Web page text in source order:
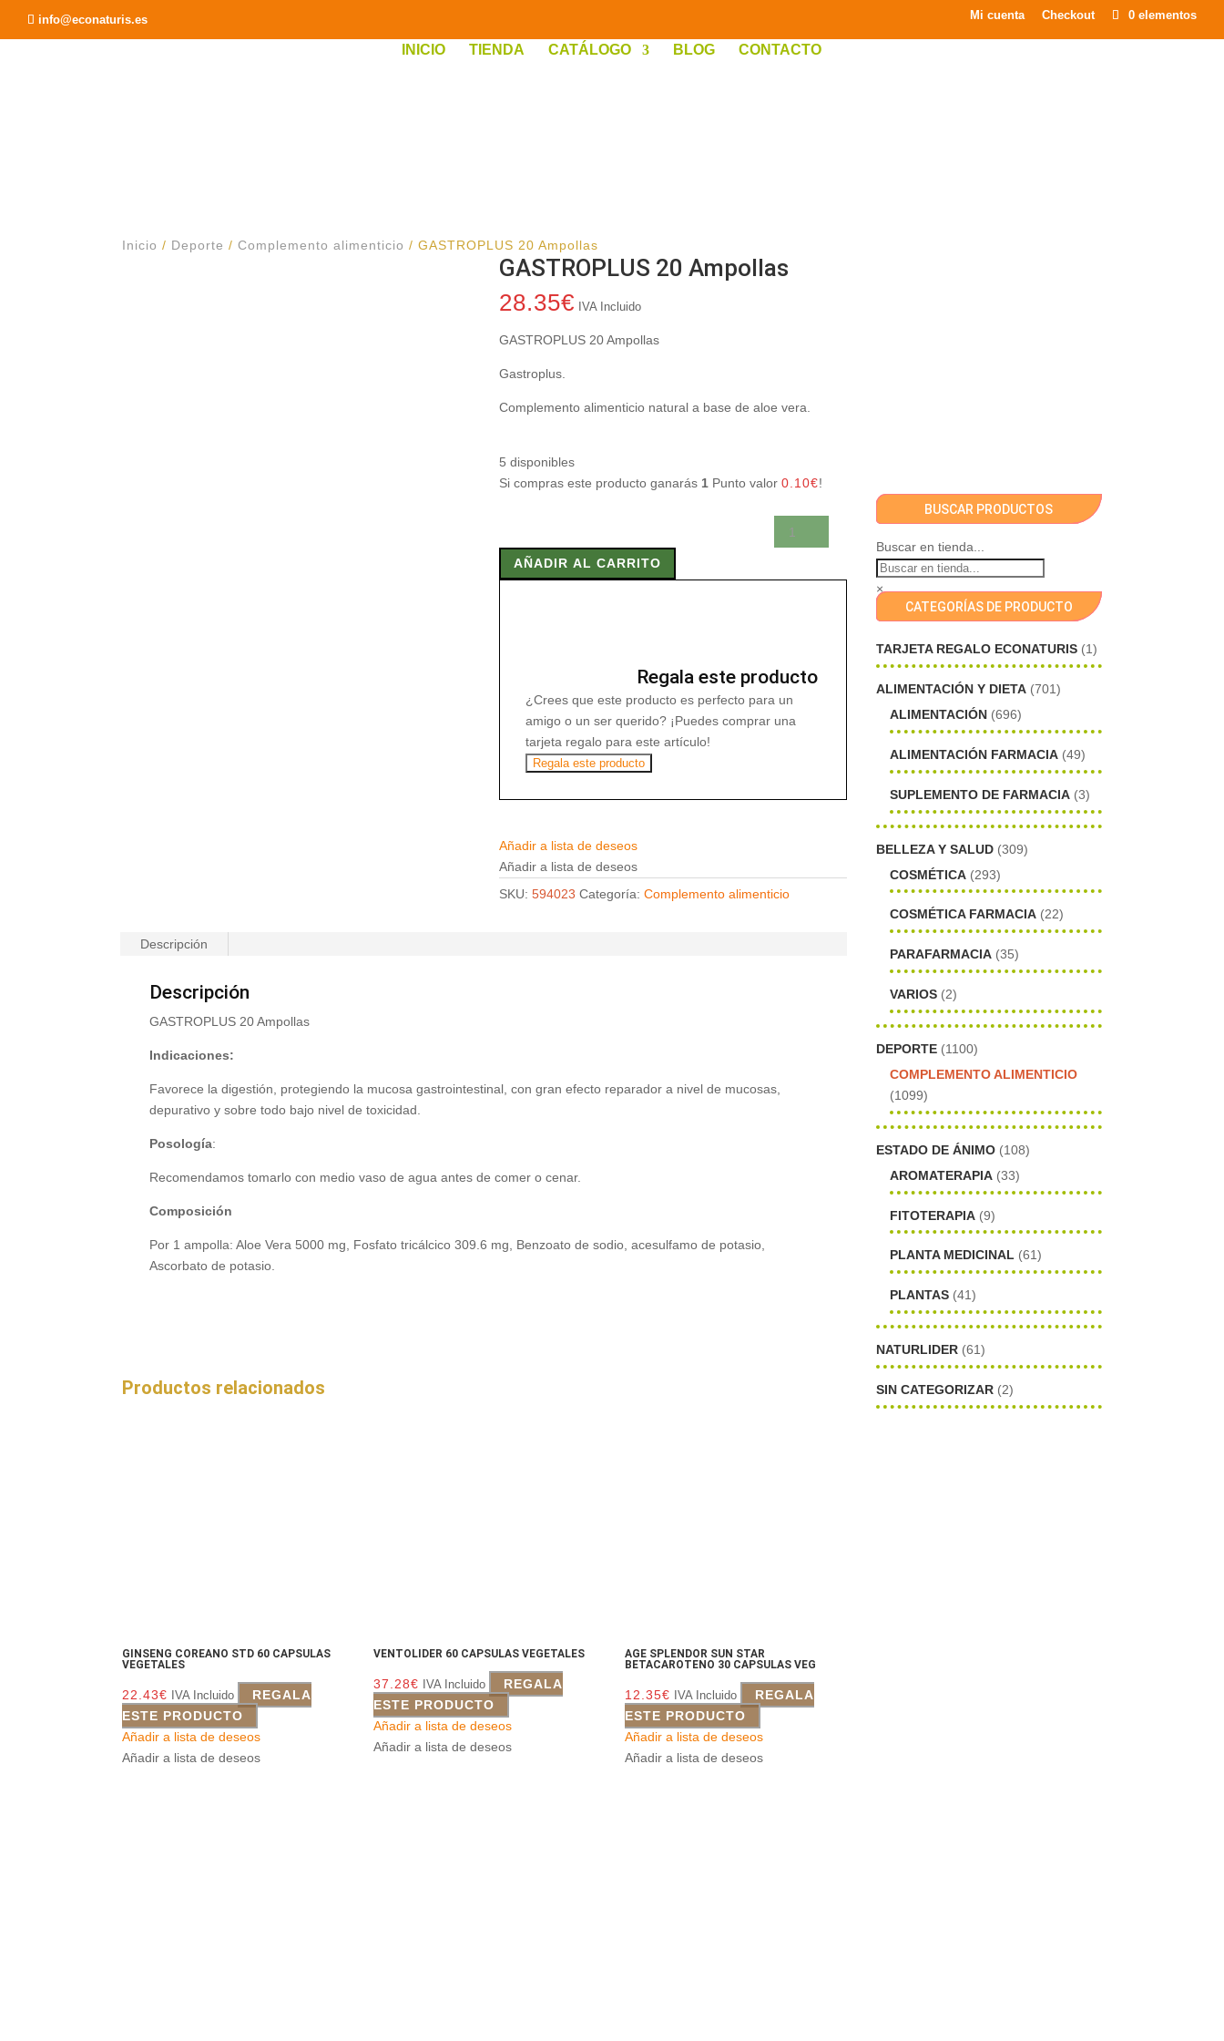
info@econaturis.es Mi cuenta Checkout 0 elementos
INICIO TIENDA CATÁLOGO BLOG CONTACTO
Inicio / Deporte /Complemento alimenticio / GASTROPLUS 20 Ampollas
GASTROPLUS 20 Ampollas
28.35€ IVA Incluido
GASTROPLUS 20 Ampollas
Gastroplus.
Complemento alimenticio natural a base de aloe vera.
5 disponibles
Si compras este producto ganarás 1 Punto valor0.10€!
20
Ampollas
AÑADIR AL CARRITO
Regala este producto
¿Crees que este producto es perfecto para un
amigo o un ser querido? ¡Puedes comprar una
tarjeta regalo para este artículo!
Regala este producto
Añadir a lista de deseos
Añadir a lista de deseos
SKU:594023 Categoría:Complemento alimenticio
Descripción
Descripción
GASTROPLUS 20 Ampollas
Indicaciones:
Favorece la digestión, protegiendo la mucosa gastrointestinal, con gran efecto reparador a nivel de mucosas,
depurativo y sobre todo bajo nivel de toxicidad.
Posología:
Recomendamos tomarlo con medio vaso de agua antes de comer o cenar.
Composición
Por 1 ampolla: Aloe Vera 5000 mg, Fosfato tricálcico 309.6 mg, Benzoato de sodio, acesulfamo de potasio,
Ascorbato de potasio.
Productos relacionados
GINSENG COREANO STD 60 CAPSULAS
VEGETALES
22.43€ IVA Incluido
REGALA
ESTE PRODUCTO
Añadir a lista de deseos
Añadir a lista de deseos
VENTOLIDER 60 CAPSULAS VEGETALES
37.28€ IVA Incluido
REGALA
ESTE PRODUCTO
Añadir a lista de deseos
Añadir a lista de deseos
AGE SPLENDOR SUN STAR
BETACAROTENO 30 CAPSULAS VEG
12.35€ IVA Incluido
REGALA
ESTE PRODUCTO
Añadir a lista de deseos
Añadir a lista de deseos
BUSCAR PRODUCTOS
Buscar en tienda...
×
CATEGORÍAS DE PRODUCTO
TARJETA REGALO ECONATURIS (1)
ALIMENTACIÓN Y DIETA (701)
ALIMENTACIÓN (696)
ALIMENTACIÓN FARMACIA (49)
SUPLEMENTO DE FARMACIA (3)
BELLEZA Y SALUD (309)
COSMÉTICA (293)
COSMÉTICA FARMACIA (22)
PARAFARMACIA (35)
VARIOS (2)
DEPORTE (1100)
COMPLEMENTO ALIMENTICIO
(1099)
ESTADO DE ÁNIMO (108)
AROMATERAPIA (33)
FITOTERAPIA (9)
PLANTA MEDICINAL (61)
PLANTAS (41)
NATURLIDER (61)
SIN CATEGORIZAR (2)